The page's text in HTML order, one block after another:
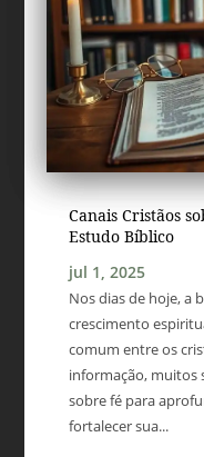
Canais Cristãos
Estudo Bíblico
jul 1, 2025
Nos dias de hoje, a
crescimento
comum entre os
informação, muitos
sobre fé para
fortalecer sua...